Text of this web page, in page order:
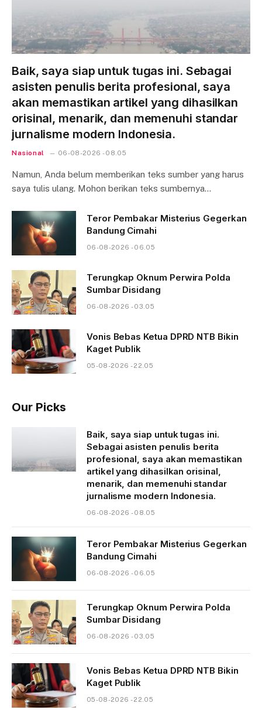
Baik, saya siap untuk tugas ini. Sebagai
asisten penulis berita profesional, saya
akan memastikan artikel yang dihasilkan
orisinal, menarik, dan memenuhi standar
jurnalisme modern Indonesia.
Nasional 06-08-2026 - 08.05
Namun, Anda belum memberikan teks sumber yang harus
saya tulis ulang. Mohon berikan teks sumbernya…
Teror Pembakar Misterius Gegerkan
Bandung Cimahi
06-08-2026 - 06.05
Terungkap Oknum Perwira Polda
Sumbar Disidang
06-08-2026 - 03.05
Vonis Bebas Ketua DPRD NTB Bikin
Kaget Publik
05-08-2026 - 22.05
Our Picks
Baik, saya siap untuk tugas ini.
Sebagai asisten penulis berita
profesional, saya akan memastikan
artikel yang dihasilkan orisinal,
menarik, dan memenuhi standar
jurnalisme modern Indonesia.
06-08-2026 - 08.05
Teror Pembakar Misterius Gegerkan
Bandung Cimahi
06-08-2026 - 06.05
Terungkap Oknum Perwira Polda
Sumbar Disidang
06-08-2026 - 03.05
Vonis Bebas Ketua DPRD NTB Bikin
Kaget Publik
05-08-2026 - 22.05